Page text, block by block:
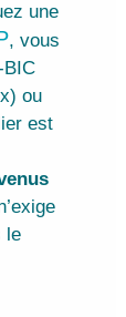
une
, vous
BIC
ou
est
le